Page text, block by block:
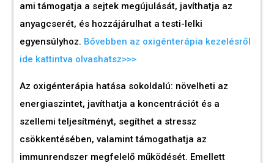
ami támogatja a sejtek megújulását, javíthatja az
anyagcserét, és hozzájárulhat a testi-lelki
egyensúlyhoz. Bővebben az oxigénterápia kezelésről
ide kattintva olvashatsz>>>
Az oxigénterápia hatása sokoldalú: növelheti az
energiaszintet, javíthatja a koncentrációt és a
szellemi teljesítményt, segíthet a stressz
csökkentésében, valamint támogathatja az
immunrendszer megfelelő működését. Emellett